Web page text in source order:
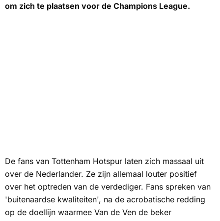
om zich te plaatsen voor de Champions League.
De fans van Tottenham Hotspur laten zich massaal uit
over de Nederlander. Ze zijn allemaal louter positief
over het optreden van de verdediger. Fans spreken van
'buitenaardse kwaliteiten', na de acrobatische redding
op de doellijn waarmee Van de Ven de beker